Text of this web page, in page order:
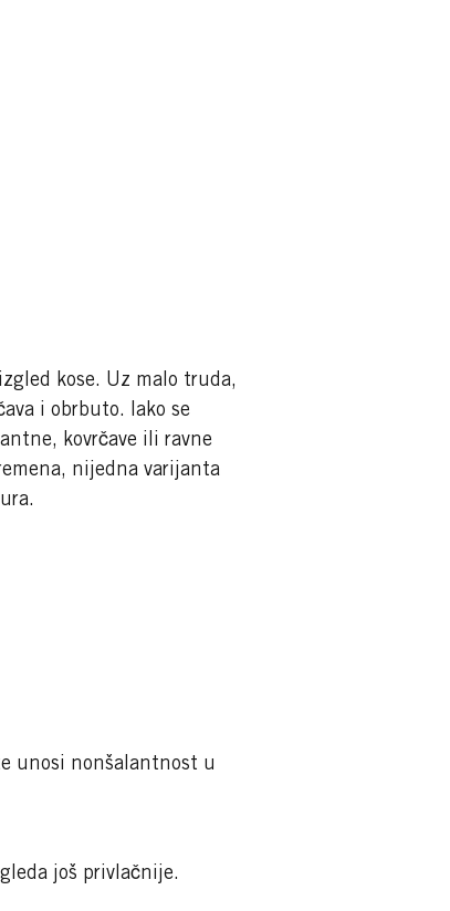
kose. Uz malo truda,
i obrbuto. Iako se
kovrčave ili ravne
nijedna varijanta
unosi nonšalantnost u
još privlačnije.